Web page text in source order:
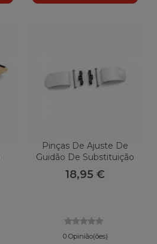
Pinças De Ajuste De
Guidão De Substituição
BUGABOO Búfalo E
Burro
18,95 €
0 Opinião(ões)